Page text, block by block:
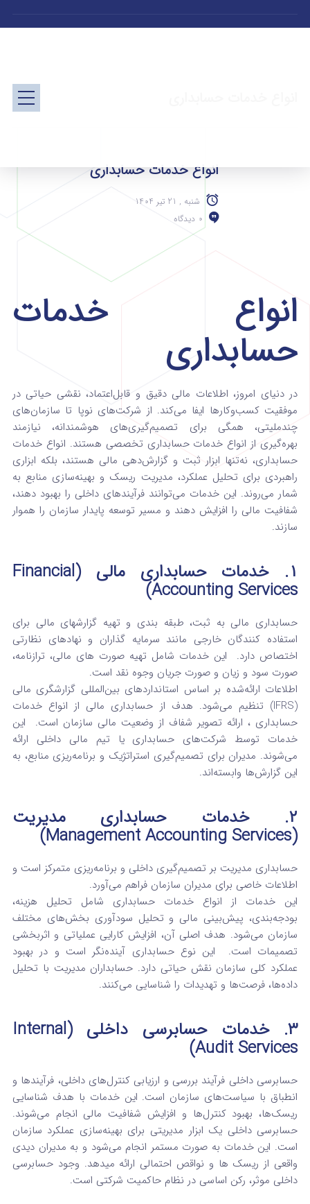
انواع خدمات حسابداری
شنبه , 21 تیر 1404
0 دیدگاه
انواع خدمات
حسابداری
در دنیای امروز، اطلاعات مالی دقیق و قابل‌اعتماد، نقشی حیاتی در
موفقیت کسب‌وکارها ایفا می‌کند. از شرکت‌های نوپا تا سازمان‌های
چندملیتی، همگی برای تصمیم‌گیری‌های هوشمندانه، نیازمند
بهره‌گیری از انواع خدمات حسابداری تخصصی هستند. انواع خدمات
حسابداری، نه‌تنها ابزار ثبت و گزارش‌دهی مالی هستند، بلکه ابزاری
راهبردی برای تحلیل عملکرد، مدیریت ریسک و بهینه‌سازی منابع به
شمار می‌روند. این خدمات می‌توانند فرآیندهای داخلی را بهبود دهند،
شفافیت مالی را افزایش دهند و مسیر توسعه پایدار سازمان را هموار
سازند.
۱. خدمات حسابداری مالی (Financial
Accounting Services)
حسابداری مالی به ثبت، طبقه‌ بندی و تهیه گزارشهای مالی برای
استفاده‌ کنندگان خارجی مانند سرمایه‌ گذاران و نهادهای نظارتی
اختصاص دارد. این خدمات شامل تهیه صورت‌ های مالی، ترازنامه،
صورت سود و زیان و صورت جریان وجوه نقد است.
اطلاعات ارائه‌شده بر اساس استانداردهای بین‌المللی گزارشگری مالی
(IFRS) تنظیم می‌شود. هدف از حسابداری مالی از انواع خدمات
حسابداری ، ارائه تصویر شفاف از وضعیت مالی سازمان است. این
خدمات توسط شرکت‌های حسابداری یا تیم مالی داخلی ارائه
می‌شوند. مدیران برای تصمیم‌گیری استراتژیک و برنامه‌ریزی منابع، به
این گزارش‌ها وابسته‌اند.
۲. خدمات حسابداری مدیریت
(Management Accounting Services)
حسابداری مدیریت بر تصمیم‌گیری داخلی و برنامه‌ریزی متمرکز است و
اطلاعات خاصی برای مدیران سازمان فراهم می‌آورد.
این خدمات از انواع خدمات حسابداری شامل تحلیل هزینه،
بودجه‌بندی، پیش‌بینی مالی و تحلیل سودآوری بخش‌های مختلف
سازمان می‌شود. هدف اصلی آن، افزایش کارایی عملیاتی و اثربخشی
تصمیمات است. این نوع حسابداری آینده‌نگر است و در بهبود
عملکرد کلی سازمان نقش حیاتی دارد. حسابداران مدیریت با تحلیل
داده‌ها، فرصت‌ها و تهدیدات را شناسایی می‌کنند.
۳. خدمات حسابرسی داخلی (Internal
Audit Services)
حسابرسی داخلی فرآیند بررسی و ارزیابی کنترل‌های داخلی، فرآیندها و
انطباق با سیاست‌های سازمان است. این خدمات با هدف شناسایی
ریسک‌ها، بهبود کنترل‌ها و افزایش شفافیت مالی انجام می‌شوند.
حسابرسی داخلی یک ابزار مدیریتی برای بهینه‌سازی عملکرد سازمان
است. این خدمات به صورت مستمر انجام می‌شود و به مدیران دیدی
واقعی از ریسک ها و نواقص احتمالی ارائه میدهد. وجود حسابرسی
داخلی موثر، رکن اساسی در نظام حاکمیت شرکتی است.